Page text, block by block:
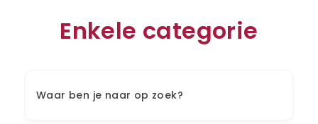
Enkele categorie
Waar ben je naar op zoek?